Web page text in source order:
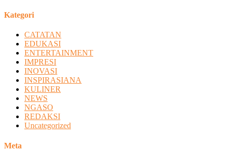
Kategori
CATATAN
EDUKASI
ENTERTAINMENT
IMPRESI
INOVASI
INSPIRASIANA
KULINER
NEWS
NGASO
REDAKSI
Uncategorized
Meta